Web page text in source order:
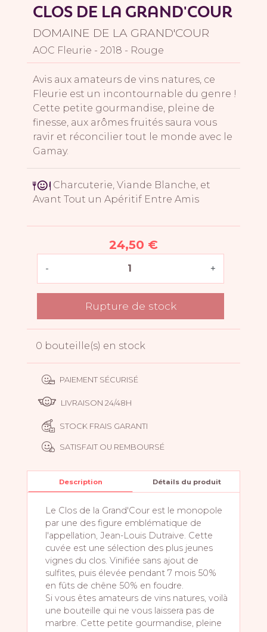
CLOS DE LA GRAND'COUR
DOMAINE DE LA GRAND'COUR
AOC Fleurie - 2018 - Rouge
Avis aux amateurs de vins natures, ce
Fleurie est un incontournable du genre !
Cette petite gourmandise, pleine de
finesse, aux arômes fruités saura vous
ravir et réconcilier tout le monde avec le
Gamay.
Charcuterie, Viande Blanche, et
Avant Tout un Apéritif Entre Amis
24,50 €
- +
Rupture de stock
0 bouteille(s) en stock
PAIEMENT SÉCURISÉ
LIVRAISON 24/48H
STOCK FRAIS GARANTI
SATISFAIT OU REMBOURSÉ
Description Détails du produit
Le Clos de la Grand'Cour est le monopole
par une des figure emblématique de
l'appellation, Jean-Louis Dutraive. Cette
cuvée est une sélection des plus jeunes
vignes du clos. Vinifiée sans ajout de
sulfites, puis élevée pendant 7 mois 50%
en fûts de chêne 50% en foudre.
Si vous êtes amateurs de vins natures, voilà
une bouteille qui ne vous laissera pas de
marbre. Cette petite gourmandise, pleine